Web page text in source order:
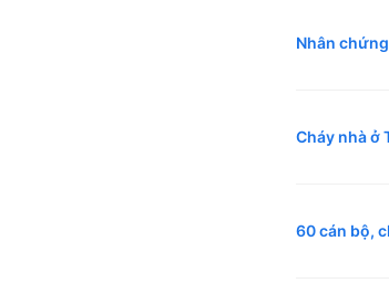
Nhân
Cháy nhà ở
60 cán bộ,